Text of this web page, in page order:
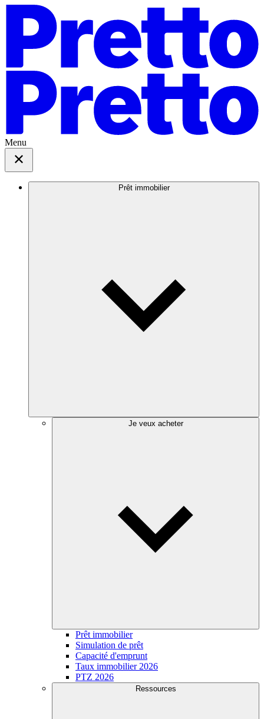
Menu
Prêt immobilier
Je veux acheter
Prêt immobilier
Simulation de prêt
Capacité d'emprunt
Taux immobilier 2026
PTZ 2026
Ressources